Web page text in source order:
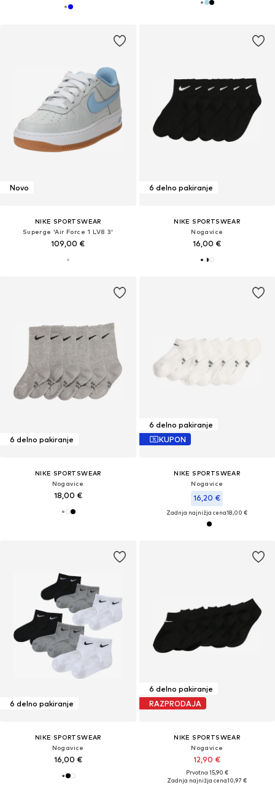
Novo
NIKE SPORTSWEAR
Superge 'Air Force 1 LV8 3'
109,00 €
6 delno pakiranje
NIKE SPORTSWEAR
Nogavice
16,00 €
6 delno pakiranje
NIKE SPORTSWEAR
Nogavice
18,00 €
6 delno pakiranje
KUPON
NIKE SPORTSWEAR
Nogavice
16,20 €
Zadnja najnižja cena18,00 €
6 delno pakiranje
NIKE SPORTSWEAR
Nogavice
16,00 €
6 delno pakiranje
RAZPRODAJA
NIKE SPORTSWEAR
Nogavice
12,90 €
Prvotno: 15,90 €
Zadnja najnižja cena10,97 €